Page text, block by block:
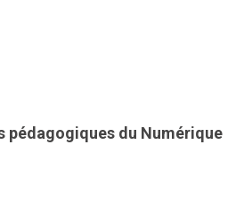
pédagogiques du Numérique